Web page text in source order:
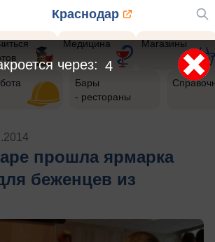
Краснодар
Медицина Магазины
Бары
- рестораны
прошла ярмарка
беженцев из
2
через: